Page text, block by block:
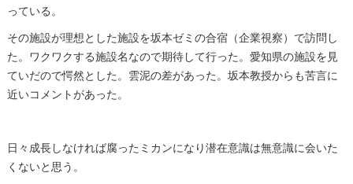
っている。
その施設が理想とした施設を坂本ゼミの合宿（企業視察）で訪問し
た。ワクワクする施設名なので期待して行った。愛知県の施設を見
ていだので愕然とした。雲泥の差があった。坂本教授からも苦言に
近いコメントがあった。
日々成長しなければ腐ったミカンになり潜在意識は無意識に会いた
くないと思う。